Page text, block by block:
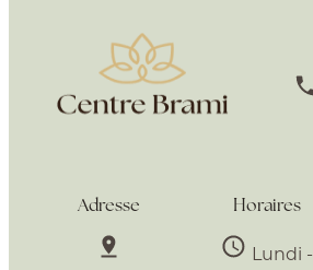
Adresse Horaires
Lundi -